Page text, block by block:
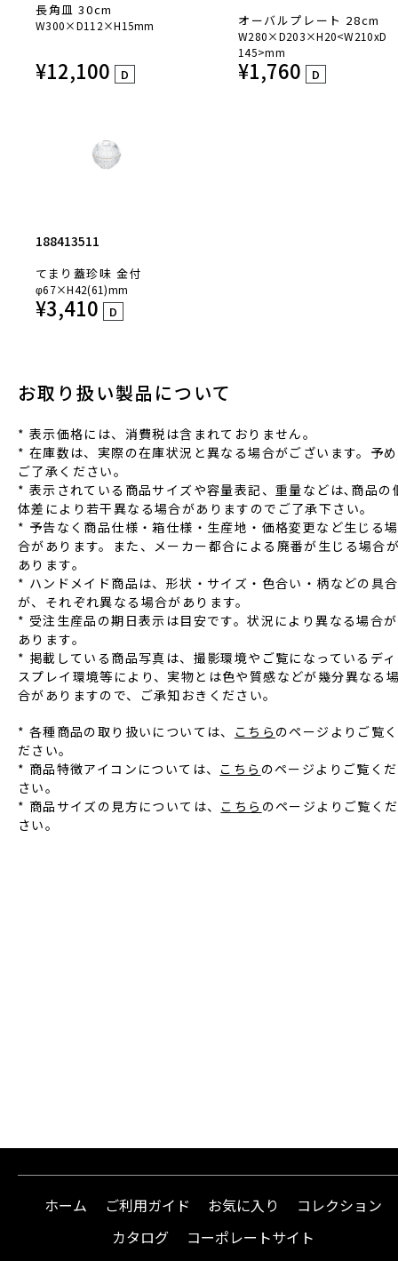
長角皿 30cm
W300×D112×H15mm
¥12,100 D
オーバルプレート 28cm
W280×D203×H20<W210xD
145>mm
¥1,760 D
188413511
てまり蓋珍味 金付
φ67×H42(61)mm
¥3,410 D
お取り扱い製品について
* 表⽰価格には、消費税は含まれておりません。
* 在庫数は、実際の在庫状況と異なる場合がございます。予め
ご了承ください。
* 表⽰されている商品サイズや容量表記、重量などは､商品の
体差により若⼲異なる場合がありますのでご了承下さい。
* 予告なく商品仕様‧箱仕様‧⽣産地‧価格変更など⽣じる場
合があります。また、メーカー都合による廃番が⽣じる場合
あります。
* ハンドメイド商品は、形状‧サイズ‧⾊合い‧柄などの具合
が、それぞれ異なる場合があります。
* 受注⽣産品の期⽇表⽰は⽬安です。状況により異なる場合が
あります。
* 掲載している商品写真は、撮影環境やご覧になっているディ
スプレイ環境等により、実物とは⾊や質感などが幾分異なる
合がありますので、ご承知おきください。
* 各種商品の取り扱いについては、 こちら のページよりご覧く
ださい。
* 商品特徴アイコンについては、 こちら のページよりご覧くだ
さい。
* 商品サイズの見方については、 こちら のページよりご覧くだ
さい。
ホーム ご利用ガイド お気に入り
コレクション
カタログ
コーポレートサイト